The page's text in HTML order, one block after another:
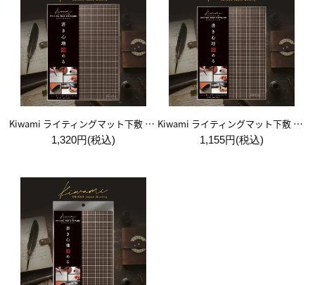
Kiwami ライティングマット下敷 A4+【ブラウン&キャメル】
1,320円(税込)
Kiwami ライティングマット下敷 B5+【ブラウン&キャメル】
1,155円(税込)